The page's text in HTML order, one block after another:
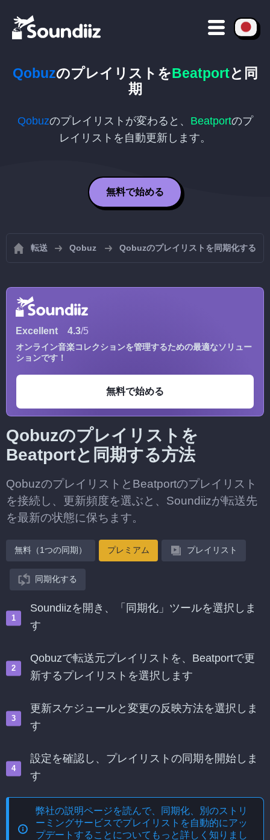
QobuzのプレイリストをBeatportと同
期
Qobuzのプレイリストが変わると、 Beatportのプ
レイリストを自動更新します。
無料で始める
転送 Qobuz Qobuzのプレイリストを同期化する
Excellent 4.3/5
オンライン音楽コレクションを管理するための最適なソリュー
ションです！
無料で始める
Qobuzのプレイリストを
Beatportと同期する方法
QobuzのプレイリストとBeatportのプレイリスト
を接続し、更新頻度を選ぶと、Soundiizが転送先
を最新の状態に保ちます。
無料（1つの同期） プレミアム プレイリスト
同期化する
Soundiizを開き、「同期化」ツールを選択しま
す
Qobuzで転送元プレイリストを、Beatportで更
新するプレイリストを選択します
更新スケジュールと変更の反映方法を選択しま
す
設定を確認し、プレイリストの同期を開始しま
す
弊社の説明ページを読んで、
同期化、別のストリ
ーミングサービスでプレイリストを自動的にアッ
プデートする ことについてもっと詳しく知りまし